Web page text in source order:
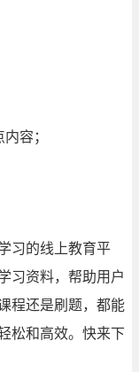
容；
习的线上教育平
习资料，帮助用户
程还是刷题，都能
松和高效。快来下